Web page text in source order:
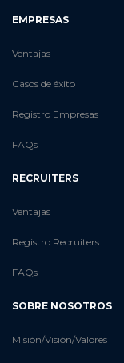
EMPRESAS
Ventajas
Casos de éxito
Registro Empresas
FAQs
RECRUITERS
Ventajas
Registro Recruiters
FAQs
SOBRE NOSOTROS
Misión/Visión/Valores